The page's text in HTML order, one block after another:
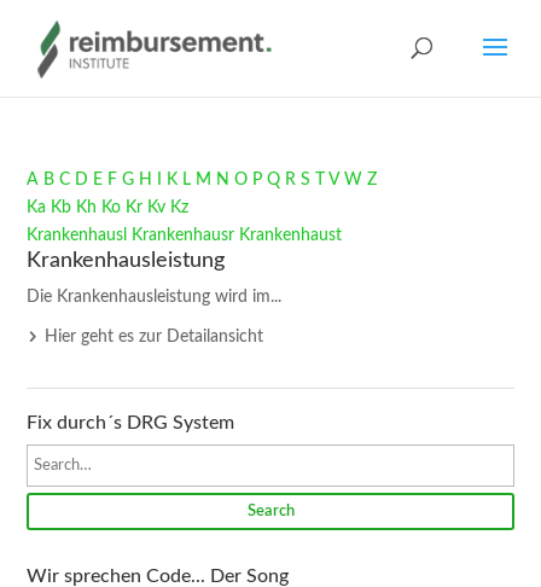
A B C D E F G H K L M N O P Q R S V W Z
Ka Kb Kh Ko Kr Kv Kz
Krankenhausl
Krankenhausr Krankenhaust
Krankenhausleistung
Die Krankenhausleistung wird im...
Hier geht es zur Detailansicht
Fix durch´s DRG System
Search
Wir sprechen Code... Der Song